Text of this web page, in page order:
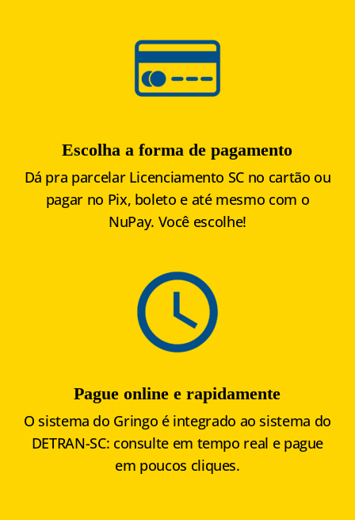
Escolha a forma de pagamento
Dá pra parcelar Licenciamento SC no cartão ou
pagar no Pix, boleto e até mesmo com o
NuPay. Você escolhe!
Pague online e rapidamente
O sistema do Gringo é integrado ao sistema do
DETRAN-SC: consulte em tempo real e pague
em poucos cliques.